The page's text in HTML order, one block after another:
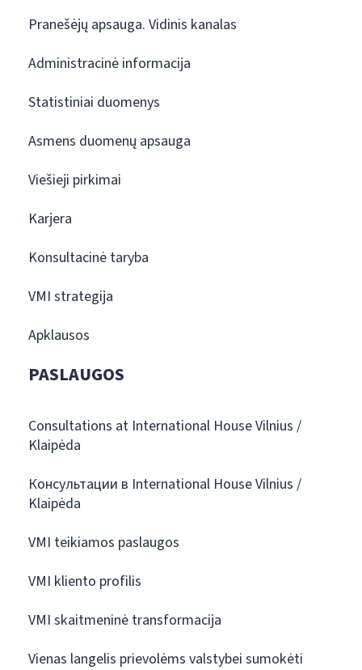
Pranešėjų apsauga. Vidinis kanalas
Administracinė informacija
Statistiniai duomenys
Asmens duomenų apsauga
Viešieji pirkimai
Karjera
Konsultacinė taryba
VMI strategija
Apklausos
PASLAUGOS
Consultations at International House Vilnius /
Klaipėda
Консультации в International House Vilnius /
Klaipėda
VMI teikiamos paslaugos
VMI kliento profilis
VMI skaitmeninė transformacija
Vienas langelis prievolėms valstybei sumokėti